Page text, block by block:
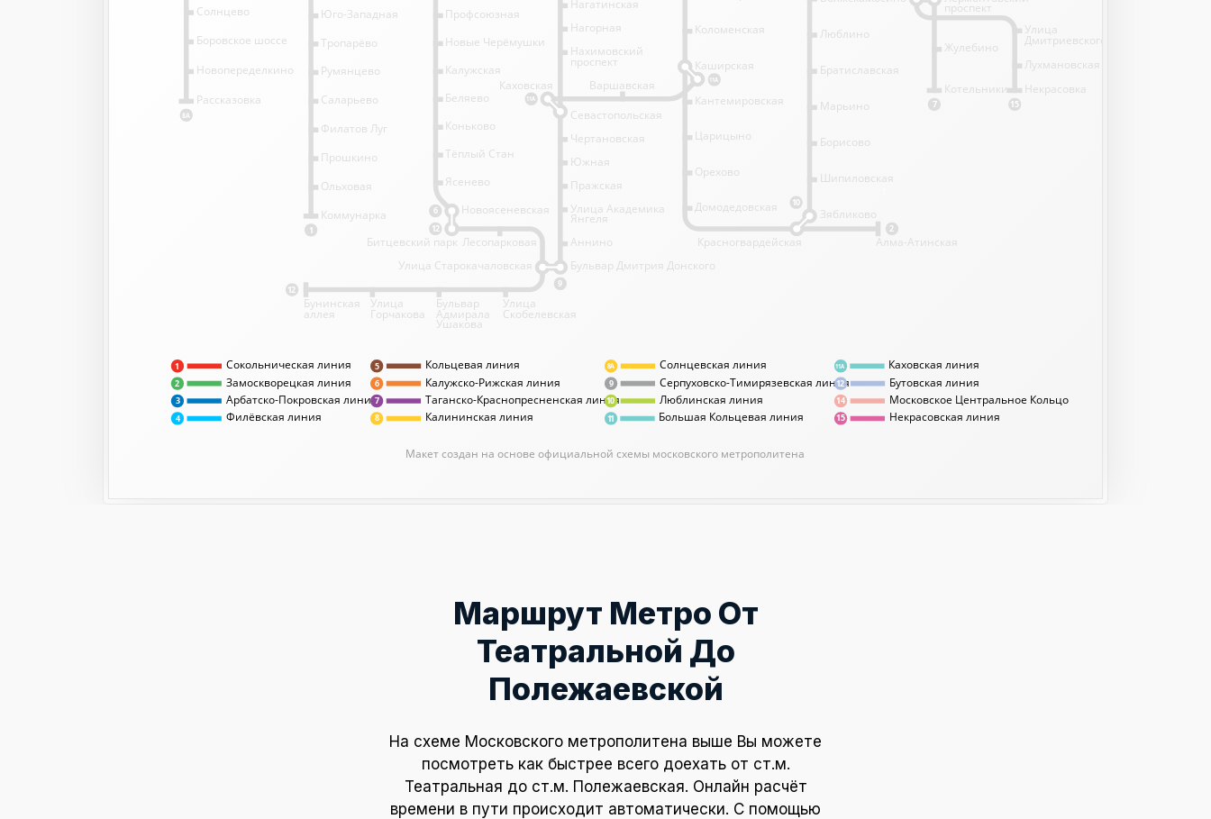
Сокольническая линия
Замоскворецкая линия
Арбатско-Покровская линия
Филёвская линия
Кольцевая линия
Калужско-Рижская линия
Таганско-Краснопресненская линия
Калининская линия
Солнцевская линия
Серпуховско-Тимирязевская линия
Люблинская линия
Каховская линия
Бутовская линия
Московское Центральное Кольцо
Макет создан на основе официальной схемы московского метрополитена
2
3
11А
Большая Кольцевая линия
8
9
10
7
6 12
8А
11
14
5
4
1
15 Некрасовская линия
7
2
10
11А
11А
9
6
12
12
1
8А
15
Профсоюзная
Новые Черёмушки
Калужская
Беляево
Коньково
Тёплый Стан
Ясенево
Новоясеневская
Нагатинская
Нагорная
Нахимовский
проспект
Севастопольская
Чертановская
Южная
Пражская
Улица Академика
Янгеля
проспект
Жулебино
Котельники
Люблино
Братиславская
Марьино
Борисово
Шипиловская
Зябликово
Коломенская
Каширская
Кантемировская
Царицыно
Орехово
Домодедовская
Красногвардейская Алма-Атинская
Аннино
Бульвар Дмитрия Донского
Саларьево
Румянцево
Тропарёво
Юго-Западная
Варшавская
Битцевский парк Лесопарковая
Улица Старокачаловская
Улица
Скобелевская
Бульвар
Адмирала
Ушакова
Улица
Горчакова
Бунинская
аллея
Каховская
Рассказовка
Новопеределкино
Боровское шоссе
Солнцево
Улица
Дмитриевского
Лухмановская
Некрасовка
Филатов Луг
Прошкино
Ольховая
Коммунарка
Маршрут Метро От
Театральной До
Полежаевской
На схеме Московского метрополитена выше Вы можете
посмотреть как быстрее всего доехать от ст.м.
Театральная до ст.м. Полежаевская. Онлайн расчёт
времени в пути происходит автоматически. С помощью